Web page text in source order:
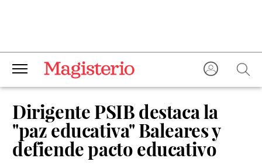
Dirigente PSIB destaca la
"paz educativa" Baleares y
defiende pacto educativo